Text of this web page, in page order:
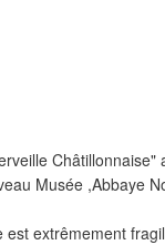
Musée ,Abbaye
extrêmement